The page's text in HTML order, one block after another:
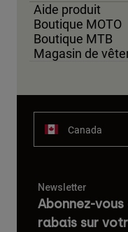
Aide produit
Boutique MOTO
Boutique MTB
Magasin de
Canada
Newsletter
Abonnez-
rabais sur